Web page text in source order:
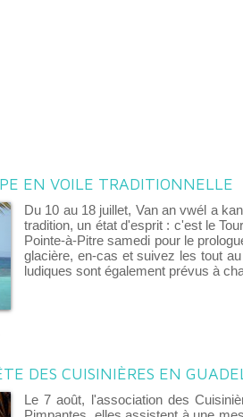
EN VOILE TRADITIONNELLE
Du 10 au 18 juillet, Van an vwél a
tradition, un état d'esprit : c'est le
Pointe-à-Pitre samedi pour le
glacière, en-cas et suivez les tout
ludiques sont également prévus à
DES CUISINIÈRES EN
Le 7 août, l'association des